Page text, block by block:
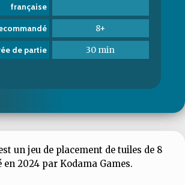
française
8+
de partie 30 min
un jeu de placement de tuiles de 8
en 2024 par Kodama Games.